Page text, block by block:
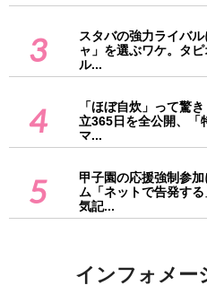
3
スタバの強力ライバ
ャ」を選ぶワケ。タ
ル...
4
「ほぼ自炊」って驚
立365日を全公開、「
マ...
5
甲子園の応援強制参
ム「ネットで告発す
気記...
インフォメー